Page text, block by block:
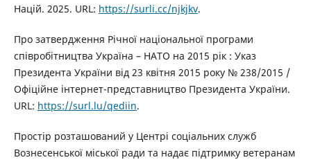
Націй. 2025. URL: https://surli.cc/njkjkv.
Про затвердження Річної національної програми
співробітництва Україна – НАТО на 2015 рік : Указ
Президента України від 23 квітня 2015 року № 238/2015 /
Офіційне інтернет-представництво Президента України.
URL: https://surl.lu/qediin.
Простір розташований у Центрі соціальних служб
Вознесенської міської ради та надає підтримку ветеранам